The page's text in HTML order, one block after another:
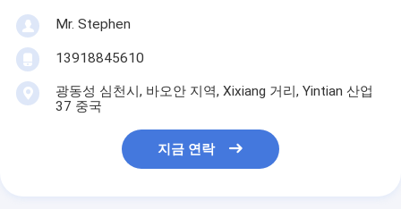
Mr. Stephen
13918845610
광동성 심천시, 바오안 지역, Xixiang 거리, Yintian 산업
37 중국
지금 연락